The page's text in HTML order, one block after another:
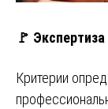
🚩
Критерии